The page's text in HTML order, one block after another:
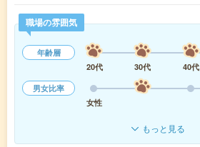
職場の雰囲気
年齢層
20代
30代 40代
男女比率
女性
もっと見る